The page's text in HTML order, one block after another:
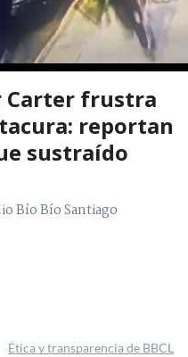
Carter frustra
reportan
sustraído
Bío Bío Santiago
Ética y transparencia de BBCL